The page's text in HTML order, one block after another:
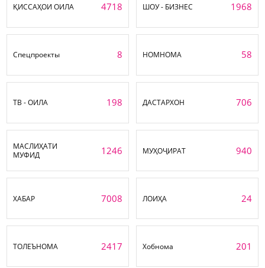
ҚИССАҲОИ ОИЛА 4718 ШОУ - БИЗНЕС 1968
Спецпроекты 8 НОМНОМА 58
ТВ - ОИЛА 198 ДАСТАРХОН 706
МАСЛИҲАТИ
МУФИД
1246 МУҲОҶИРАТ 940
ХАБАР 7008 ЛОИҲА 24
ТОЛЕЪНОМА 2417 Хобнома 201